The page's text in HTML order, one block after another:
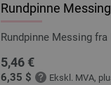
Rundpinne
Rundpinne Messing fra
5,46 €
6,35 $ Ekskl. MVA,